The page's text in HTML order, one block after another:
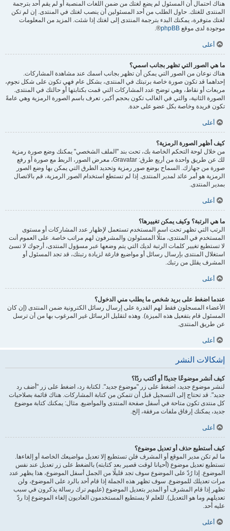
هناك احتمال أن المسئول لم يضع لغتك من ضمن اللغات المنصبة أو لم يقم أحد بترجمة
المنتدى للغتك. حاول الطلب من أحد المسئولين أن ينصب لغتك في المنتدى. إن لم تكن
لغتك متوفرة، يمكنك البدء بترجمة المنتدى إلى لغتك إذا شئت. المزيد من المعلومات
موجودة لدى موقع phpBB
®.
أعلى
ما هي الصور التي تظهر بجانب اسمي؟
هناك نوعان من الصور التي يمكن أن تظهر بجانب اسمك عند مشاهدة المشاركات.
إحداهما قد تكون صورة خاصة برتبتك في المنتدى، بشكل عام فهي تكون على شكل نجوم،
مربعات أو نقاط، وهي توضح عدد المشاركات التي قمت بكتابتها أو حالتك في المنتدى.
الصورة الثانية، والتي في الغالب تكون بحجم أكبر، تعرف باسم الصورة الرمزية وهي عامةً
تكون فريدة وخاصة بكل عضو على حدة.
أعلى
كيف أظهر الصورة الرمزية؟
من خلال لوحة التحكم الخاصة بك، تحت بند "الملف الشخصي" يمكنك وضع صورة رمزية
لك عن طريق واحدة من أربع طرق: Gravatar، معرض الصور، الربط مع صورة أو رفع
صورة من جهازك. السماح بوضع صور رمزية وتحديد الطرق التي يمكن بها وضع الصور
الرمزية هو أمر عائد لمدير المنتدى. إذا لم تستطع استخدام الصور الرمزية، قم بالاتصال
بمدير المنتدى.
أعلى
ما هي الرتبة؟ وكيف يمكن تغييرها؟
الرتب التي تظهر تحت اسم المستخدم تستعمل لإظهار عدد المشاركات أو مستوى
المستخدم في المنتدى، مثلًا المسئولون والمشرفون لهم مراتب خاصة. على العموم أنت
لا تستطيع تغيير كلمات الرتبة لديك التي يتم وضعها عبر مسؤول المنتدى، أرجوك لا تسئ
استغلال المنتدى بإرسال رسائل أو مواضيع فارغة لزيادة رتبتك، قد تجد المسئول أو
المشرف يقلل من رتبك.
أعلى
عندما اضغط على بريد شخص ما يطلب مني الدخول؟
الأعضاء المسجلون فقط لهم القدرة على إرسال رسائل الكترونية ضمن المنتدى (إن كان
المسئول قام بتفعيل هذه الميزة). وهذه لتقليل الرسائل غير المرغوب بها من أن ترسل
عن طريق المنتدى.
أعلى
إشكالات النشر
كيف أنشر موضوعًا جديدًا أو أكتب ردًا؟
لنشر موضوع جديد، اضغط على زر "موضوع جديد". لكتابة رد، اضغط على زر "أضف رد
جديد". قد تحتاج إلى التسجيل قبل أن تتمكن من كتابة المشاركات. هناك قائمة بصلاحيات
كل منتدى تكون متاحة في أسفل صفحة المنتدى والمواضيع. مثال: يمكنك كتابة موضوع
جديد، يمكنك إرفاق ملفات مرفقة، إلخ.
أعلى
كيف أستطيع حذف أو تعديل موضوع؟
ما لم تكن مدير الموقع أو المشرف فلن تستطيع إلا تعديل مواضيعك الخاصة أو إلغاءها.
تستطيع تعديل موضوع (أحيانا لوقت قصير بعد كتابته) بالضغط على زر تعديل عند نفس
الموضوع. إذا رُدّ على الموضوع سوف تجد قليلًا من الجمل أسفل الموضوع، هذا يظهر عدد
مرات تعديلك للموضوع. سوف تظهر هذه الجملة إذا قام أحد بالرد على الموضوع، ولن
تظهر إذا قام المشرف أو المدير بتعديل الموضوع (عليهم ترك رسالة يذكرون في سبب
تعديلهم وما هو التعديل). للعلم لا يستطيع المستخدمون العاديون إلغاء الموضوع إذا ردّ
عليه أحد.
أعلى